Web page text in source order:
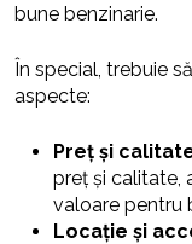
bune benzinarie.
În special, trebuie
aspecte:
Preț și
preț și calitate,
valoare pentru
Locație și